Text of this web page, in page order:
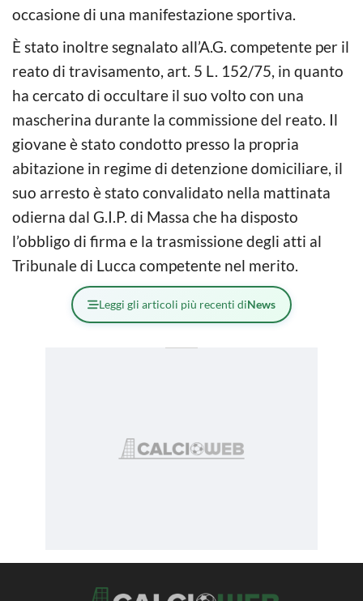
occasione di una manifestazione sportiva.
È stato inoltre segnalato all’A.G. competente per il
reato di travisamento, art. 5 L. 152/75, in quanto
ha cercato di occultare il suo volto con una
mascherina durante la commissione del reato. Il
giovane è stato condotto presso la propria
abitazione in regime di detenzione domiciliare, il
suo arresto è stato convalidato nella mattinata
odierna dal G.I.P. di Massa che ha disposto
l’obbligo di firma e la trasmissione degli atti al
Tribunale di Lucca competente nel merito.
Leggi gli articoli più recenti diNews